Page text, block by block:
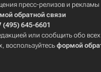
пресс-релизов и рекламы
обратной связи
(495) 645-6601
или сообщить обо всех
воспользуйтесьформой